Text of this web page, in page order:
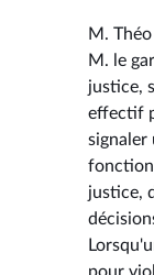
M.
M. le
justice,
effectif
signaler
justice,
pour